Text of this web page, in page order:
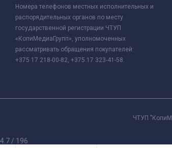
Номера телефонов местных исполнительных и
распорядительных органов по месту
государственной регистрации ЧТУП
«КопиМедиаГрупп», уполномоченных
рассматривать обращения покупателей:
+375 17 218-00-82, +375 17 323-41-58.
ЧТУП
4.7 / 196